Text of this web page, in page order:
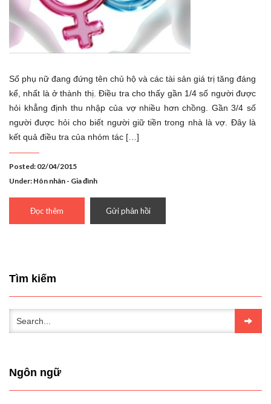
Số phụ nữ đang đứng tên chủ hộ và các tài sản giá trị tăng đáng
kể, nhất là ở thành thị. Điều tra cho thấy gần 1/4 số người được
hỏi khẳng định thu nhập của vợ nhiều hơn chồng. Gần 3/4 số
người được hỏi cho biết người giữ tiền trong nhà là vợ. Đây là
kết quả điều tra của nhóm tác […]
Posted: 02/04/2015
Under: Hôn nhân - Gia đình
Đọc thêm Gửi phản hồi
Tìm kiếm
Ngôn ngữ